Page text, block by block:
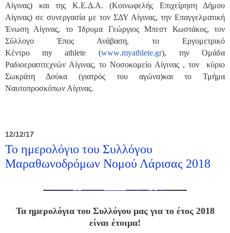
Αίγινας) και της Κ.Ε.Δ.Α. (Κοινωφελής Επιχείρηση Δήμου
Αίγινας) σε συνεργασία με τον ΣΔΥ Αίγινας, την Επαγγελματική
Ένωση Αίγινας, το Ίδρυμα Γεώργιος Μπεστ Κωστάκος, τον
Σύλλογο Έπος Ανάβαση, το Εργομετρικό
Κέντροmy athlete (www.myathlete.gr), την Ομάδα
Ραδιοερασιτεχνών Αίγινας, το Νοσοκομείο Αίγινας , τον κύριο
Σωκράτη Δούκα (γιατρός του αγώνα)και το Τμήμα
Ναυτοπροσκόπων Αίγινας.
12/12/17
Το ημερολόγιο του Συλλόγου
Μαραθωνοδρόμων Νομού Λάρισας 2018
Τα ημερολόγια του Συλλόγου μας για το έτος 2018
είναι έτοιμα!